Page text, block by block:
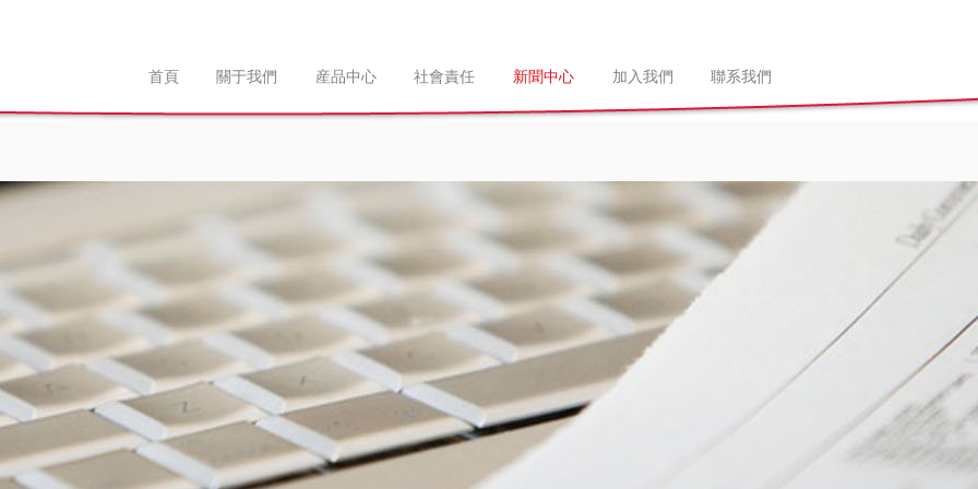
首頁 關于我們 産品中心 社會責任 新聞中心 加入我們 聯系我們